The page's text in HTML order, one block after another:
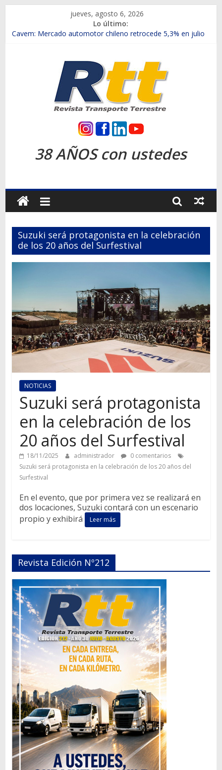
contenido
jueves, agosto 6, 2026
Lo último:
Chile es el primer mercado internacional en lanzar la nueva
Salfa suma vehículos electrificados de Chevrolet en el Biobío
Samex amplía su red con nuevas sucursales en Rancagua y
SINOTRUK Pick-ups presentó la recién estrenada Bolden en
la Expo Compras Públicas 2026
Revista
Transporte
Terrestre
Autos,
camiones,
motos,
transporte
38 AÑOS con ustedes
Suzuki será protagonista en la celebración
de los 20 años del Surfestival
NOTICIAS
Suzuki será protagonista
en la celebración de los
20 años del Surfestival
18/11/2025 administrador
0 comentarios
Suzuki será protagonista en la celebración de los 20 años del
Surfestival
En el evento, que por primera vez se realizará en
dos locaciones, Suzuki contará con un escenario
propio y exhibirá
Leer más
Revista Edición Nº212